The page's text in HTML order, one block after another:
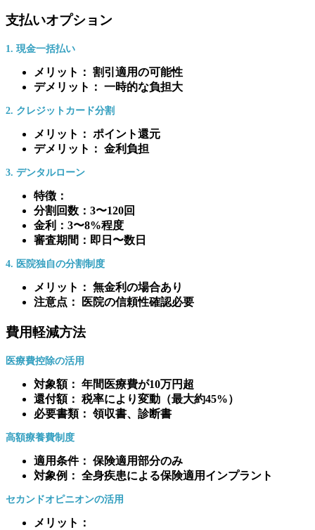
支払いオプション
1. 現金一括払い
メリット： 割引適用の可能性
デメリット： 一時的な負担大
2. クレジットカード分割
メリット： ポイント還元
デメリット： 金利負担
3. デンタルローン
特徴：
分割回数：3〜120回
金利：3〜8%程度
審査期間：即日〜数日
4. 医院独自の分割制度
メリット： 無金利の場合あり
注意点： 医院の信頼性確認必要
費用軽減方法
医療費控除の活用
対象額： 年間医療費が10万円超
還付額： 税率により変動（最大約45%）
必要書類： 領収書、診断書
高額療養費制度
適用条件： 保険適用部分のみ
対象例： 全身疾患による保険適用インプラント
セカンドオピニオンの活用
メリット：